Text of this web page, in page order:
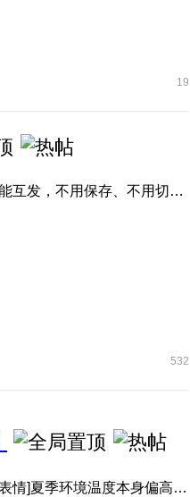
19
荣耀任意门直接封神！抖音、小红书、微信、QQ 、快手里的动图，长按一拖就能互发，不用保存、不用切软件，评论区 ...
532
有小伙伴升级系统后，感觉手机变热了[表情]？其实并非系统升级导致手机发热[表情]夏季环境温度本身偏高[表情]️， ...